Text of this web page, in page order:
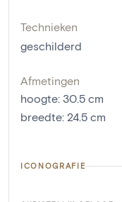
Technieken
geschilderd
Afmetingen
hoogte: 30.5 cm
breedte: 24.5 cm
ICONOGRAFIE